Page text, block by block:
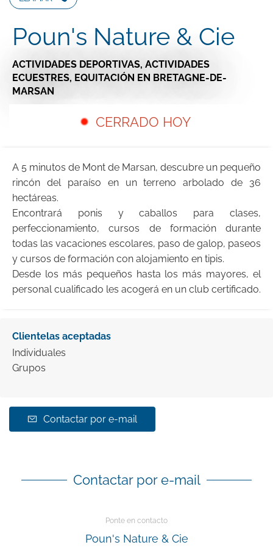
Poun's Nature & Cie
ACTIVIDADES DEPORTIVAS, ACTIVIDADES
ECUESTRES, EQUITACIÓN EN BRETAGNE-DE-
MARSAN
CERRADO HOY
A 5 minutos de Mont de Marsan, descubre un pequeño
rincón del paraíso en un terreno arbolado de 36
hectáreas.
Encontrará ponis y caballos para clases,
perfeccionamiento, cursos de formación durante
todas las vacaciones escolares, paso de galop, paseos
y cursos de formación con alojamiento en tipis.
Desde los más pequeños hasta los más mayores, el
personal cualificado les acogerá en un club certificado.
Clientelas aceptadas
Individuales
Grupos
Contactar por e-mail
Contactar por e-mail
Ponte en contacto
Poun's Nature & Cie